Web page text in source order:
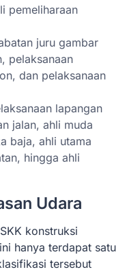
pemeliharaan
juru gambar
pelaksanaan
dan pelaksanaan
lapangan
jalan, ahli muda
baja, ahli utama
hingga ahli
Udara
konstruksi
hanya terdapat satu
tersebut